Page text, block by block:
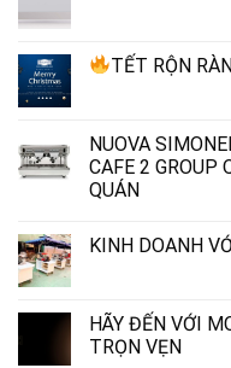
TẾT RỘN
NUOVA
CAFE 2 GROUP
QUÁN
KINH DOANH
HÃY ĐẾN VỚI
TRỌN VẸN